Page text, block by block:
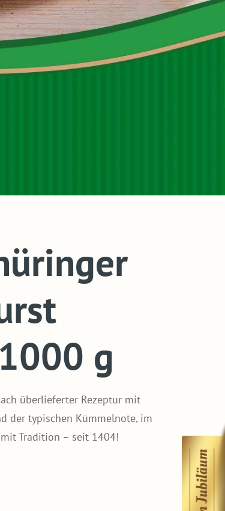
g
überlieferter Rezeptur mit
der typischen Kümmelnote, im
Tradition – seit 1404!